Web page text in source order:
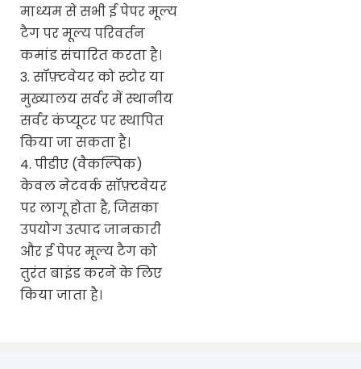
माध्यम से सभी ई पेपर मूल्य
टैग पर मूल्य परिवर्तन
कमांड संचारित करता है।
3. सॉफ़्टवेयर को स्टोर या
मुख्यालय सर्वर में स्थानीय
सर्वर कंप्यूटर पर स्थापित
किया जा सकता है।
4. पीडीए (वैकल्पिक)
केवल नेटवर्क सॉफ़्टवेयर
पर लागू होता है, जिसका
उपयोग उत्पाद जानकारी
और ई पेपर मूल्य टैग को
तुरंत बाइंड करने के लिए
किया जाता है।